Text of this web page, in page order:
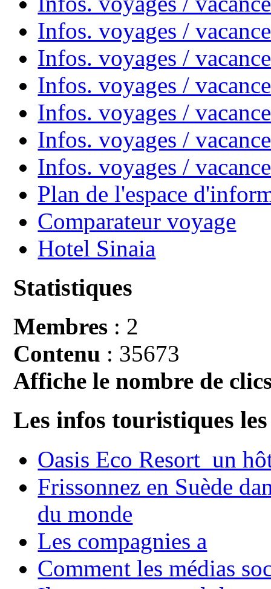
Infos. voyages /
Infos. voyages /
Infos. voyages /
Infos. voyages /
Infos. voyages /
Infos. voyages /
Plan de l'espace
Comparateur voyage
Hotel Sinaia
Statistiques
Membres : 2
Contenu : 35673
Affiche le nombre de
Les infos touristiques
Oasis Eco Resort un
Frissonnez en Suède
du monde
Les compagnies a
Comment les médias